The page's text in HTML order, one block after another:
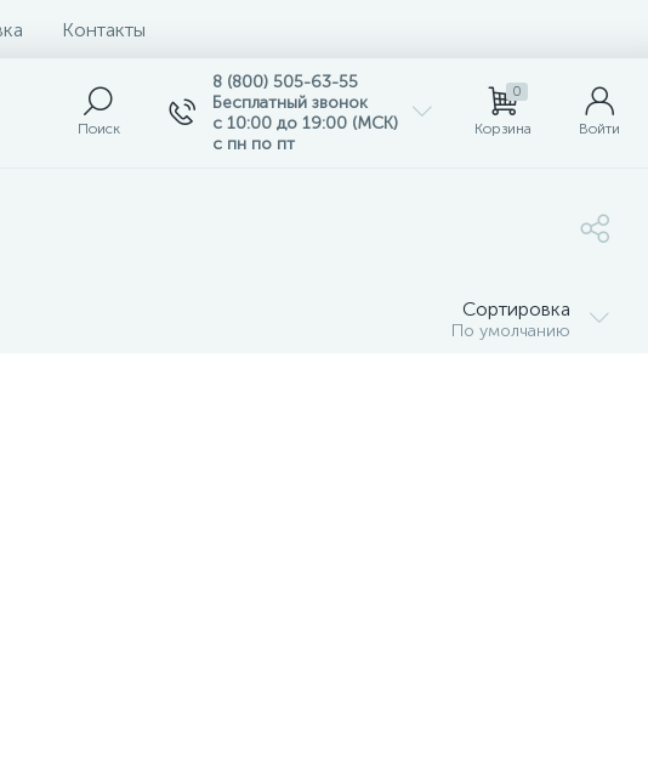
Контакты
Поиск
8 (800) 505-63-55
Бесплатный звонок
с 10:00 до 19:00 (МСК)
с пн по пт
0
Корзина Войти
Сортировка
По умолчанию